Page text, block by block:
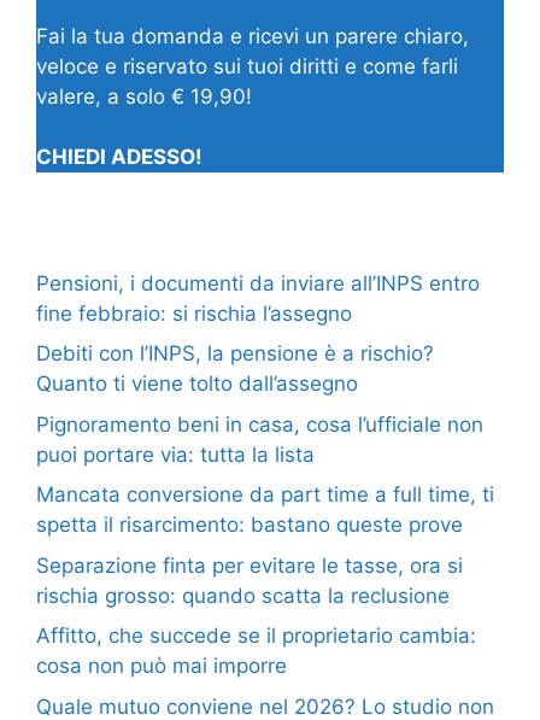
Fai la tua domanda e ricevi un parere chiaro,
veloce e riservato sui tuoi diritti e come farli
valere, a solo € 19,90!
CHIEDI ADESSO!
Pensioni, i documenti da inviare all’INPS entro
fine febbraio: si rischia l’assegno
Debiti con l’INPS, la pensione è a rischio?
Quanto ti viene tolto dall’assegno
Pignoramento beni in casa, cosa l’ufficiale non
puoi portare via: tutta la lista
Mancata conversione da part time a full time, ti
spetta il risarcimento: bastano queste prove
Separazione finta per evitare le tasse, ora si
rischia grosso: quando scatta la reclusione
Affitto, che succede se il proprietario cambia:
cosa non può mai imporre
Quale mutuo conviene nel 2026? Lo studio non